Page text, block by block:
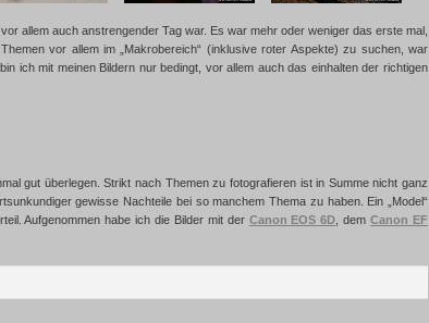
allem auch anstrengender Tag war. Es war mehr oder weniger das erste mal,
vor allem im „Makrobereich“ (inklusive roter Aspekte) zu suchen, war
ich mit meinen Bildern nur bedingt, vor allem auch das einhalten der richtigen
gut überlegen. Strikt nach Themen zu fotografieren ist in Summe nicht ganz
gewisse Nachteile bei so manchem Thema zu haben. Ein „Model“
Aufgenommen habe ich die Bilder mit der Canon EOS 6D , demCanon EF